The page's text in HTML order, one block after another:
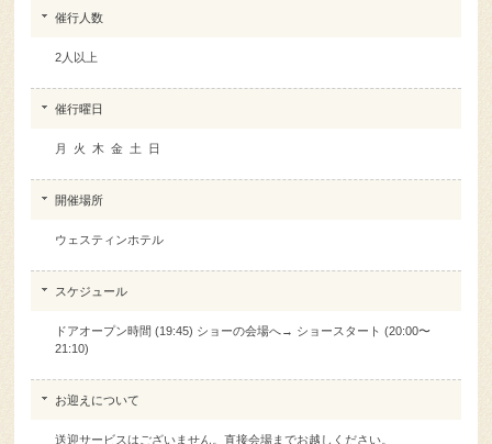
催行人数
2人以上
催行曜日
月 火 木 金 土 日
開催場所
ウェスティンホテル
スケジュール
ドアオープン時間 (19:45) ショーの会場へ→ ショースタート (20:00〜
21:10)
お迎えについて
送迎サービスはございません。直接会場までお越しください。